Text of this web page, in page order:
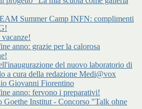
Summer Camp INFN: complimenti
anno: grazie per la calorosa
del nuovo laboratorio di
a cura della redazione Medi@vox
Giovanni Fiorentino
anno: fervono i preparativi!
Goethe Institut - Concorso "Talk ohne